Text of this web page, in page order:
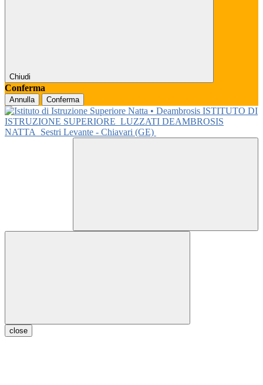
Chiudi
Conferma
Annulla Conferma
ISTITUTO DI
ISTRUZIONE SUPERIORE LUZZATI DEAMBROSIS
NATTA
Sestri Levante - Chiavari (GE)
close